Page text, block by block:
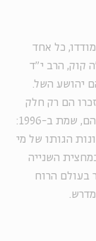
כל אחד
קוק, הרב י"ד
יהושע השל.
הם רק חלק
קטן ממנה – נמצא הוגה נוסף, אולי האחרון שבהם, שמת ב-1996:
הגותו של מי
השנייה
בעולם הרוח